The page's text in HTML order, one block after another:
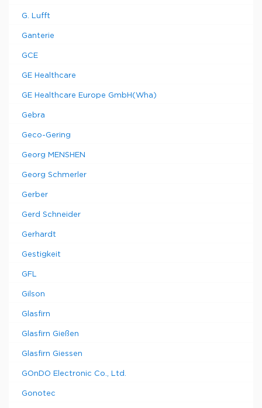
G. Lufft
Ganterie
GCE
GE Healthcare
GE Healthcare Europe GmbH(Wha)
Gebra
Geco-Gering
Georg MENSHEN
Georg Schmerler
Gerber
Gerd Schneider
Gerhardt
Gestigkeit
GFL
Gilson
Glasfirn
Glasfirn Gießen
Glasfirn Giessen
GOnDO Electronic Co., Ltd.
Gonotec